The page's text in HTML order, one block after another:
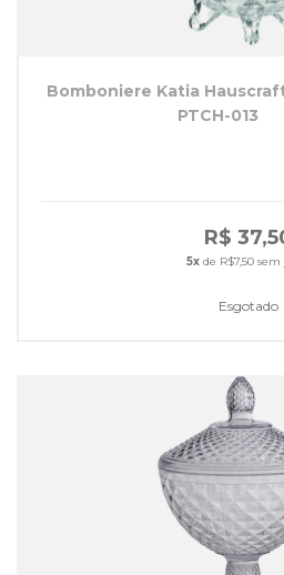
Bomboniere Katia
PTCH-013
R$
5x de R$7,50
Esgotado